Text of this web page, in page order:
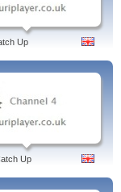
Up
Up